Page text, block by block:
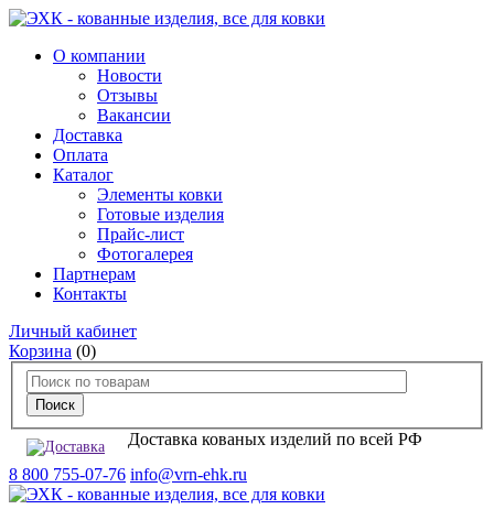
О компании
Новости
Отзывы
Вакансии
Доставка
Оплата
Каталог
Элементы ковки
Готовые изделия
Прайс-лист
Фотогалерея
Партнерам
Контакты
Личный кабинет
Корзина (0)
Доставка кованых изделий по всей РФ
8 800 755-07-76 info@vrn-ehk.ru